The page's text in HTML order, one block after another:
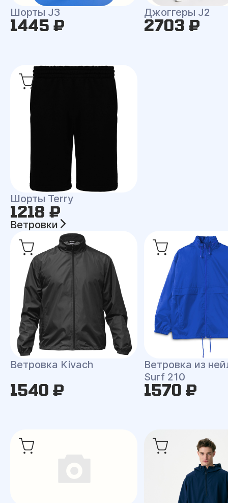
Шорты J3
1445 ₽
Джоггеры J2
2703 ₽
Шорты Terry
1218 ₽
Ветровки
Ветровка Kivach
1540 ₽
Ветровка из
Surf 210
1570 ₽